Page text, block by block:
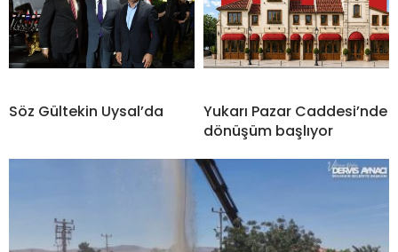
Söz Gültekin Uysal’da
Yukarı Pazar Caddesi’nde
dönüşüm başlıyor